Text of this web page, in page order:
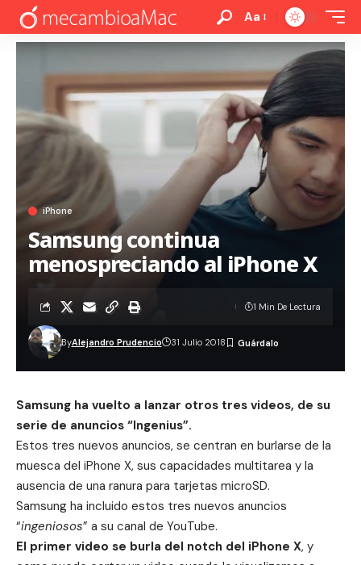
Aa
iPhone
Samsung continua
menospreciando al iPhone X
ByAlejandro Prudencio 31 Julio 2018
1 Min De Lectura
Samsung ha vuelto a lanzar otros tres videos, de su
serie de anuncios “Ingenius”.
Estos tres nuevos anuncios, se centran en burlarse de la
muesca del iPhone X, sus capacidades multitarea y la
ausencia de una ranura para tarjetas microSD.
Samsung ha incluido estos tres nuevos anuncios
“ingeniosos” a su canal de YouTube.
El primer video se burla del notch del iPhone X, y